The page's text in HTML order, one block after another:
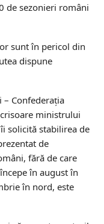
de sezonieri români
sunt în pericol din
dispune
– Confederația
ministrului
solicită stabilirea de
de
fără de care
în august în
în nord, este